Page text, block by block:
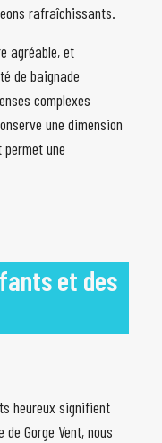
rafraîchissants.
de baignade
complexes
une dimension
une
et des
Gorge Vent, nous